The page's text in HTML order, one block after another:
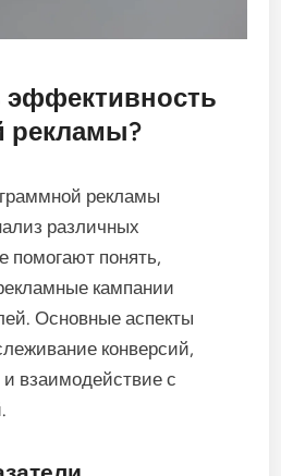
эффективность
рекламы?
рекламы
различных
помогают понять,
кампании
Основные аспекты
конверсий,
взаимодействие с